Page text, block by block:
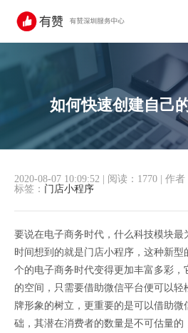
如何快速创建自己
2020-08-07 10:09:52 阅读：1770 作者
标签： 门店小程序
要说在电子商务时代，什么科技模块
时间想到的就是门店小程序，这种新
个的电子商务时代变得更加丰富多彩
的空间，只需要借助微信平台便可以
牌形象的树立，更重要的是可以借助
础，其潜在消费者的数量是不可估量